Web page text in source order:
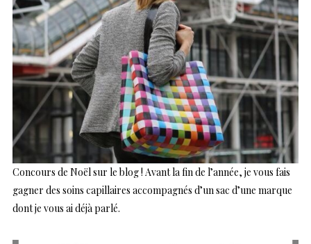
Concours de Noël sur le blog ! Avant la fin de l’année, je vous fais
gagner des soins capillaires accompagnés d’un sac d’une marque
dont je vous ai déjà parlé.